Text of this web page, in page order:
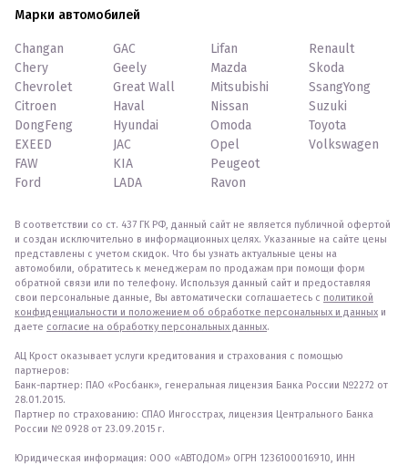
Марки автомобилей
Changan
Chery
Chevrolet
Citroen
DongFeng
EXEED
FAW
Ford
GAC
Geely
Great Wall
Haval
Hyundai
JAC
KIA
LADA
Lifan
Mazda
Mitsubishi
Nissan
Omoda
Opel
Peugeot
Ravon
Renault
Skoda
SsangYong
Suzuki
Toyota
Volkswagen
В соответствии со ст. 437 ГК РФ, данный сайт не является публичной офертой
и создан исключительно в информационных целях. Указанные на сайте цены
представлены с учетом скидок. Что бы узнать актуальные цены на
автомобили, обратитесь к менеджерам по продажам при помощи форм
обратной связи или по телефону. Используя данный сайт и предоставляя
свои персональные данные, Вы автоматически соглашаетесь с политикой
конфиденциальности и положением об обработке персональных и данных и
даете согласие на обработку персональных данных.
АЦ Крост оказывает услуги кредитования и страхования с помощью
партнеров:
Банк-партнер: ПАО «Росбанк», генеральная лицензия Банка России №2272 от
28.01.2015.
Партнер по страхованию: СПАО Ингосстрах, лицензия Центрального Банка
России № 0928 от 23.09.2015 г.
Юридическая информация: ООО «АВТОДОМ» ОГРН 1236100016910, ИНН